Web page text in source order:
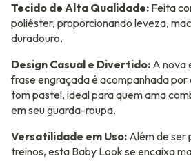
Tecido de Alta Qualidade: Feita
poliéster, proporcionando leveza,
duradouro.
Design Casual e Divertido: A nova
frase engraçada é acompanhada por
tom pastel, ideal para quem ama
em seu guarda-roupa.
Versatilidade em Uso: Além de ser
treinos, esta Baby Look se encaixa